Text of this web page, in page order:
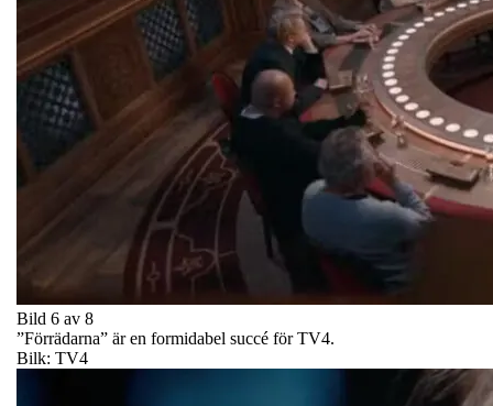
Bild 6 av 8
”Förrädarna” är en formidabel succé för TV4.
Bilk: TV4